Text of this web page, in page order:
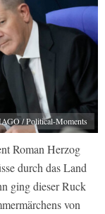
/ Political-Moments
Roman Herzog
durch das Land
ging dieser Ruck
von